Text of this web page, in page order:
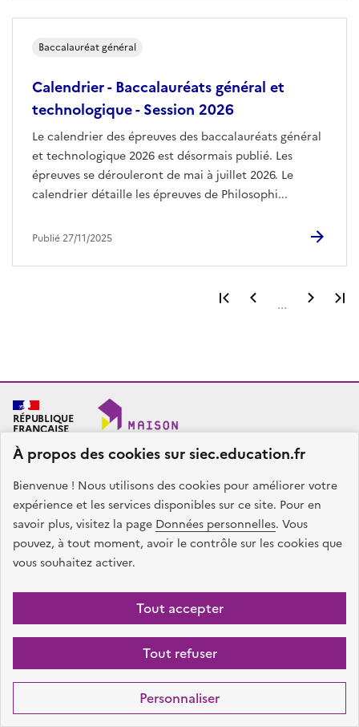
À propos des cookies sur siec.education.fr
Bienvenue ! Nous utilisons des cookies pour améliorer votre
expérience et les services disponibles sur ce site. Pour en
savoir plus, visitez la page Données personnelles. Vous
pouvez, à tout moment, avoir le contrôle sur les cookies que
vous souhaitez activer.
Tout accepter
Tout refuser
Personnaliser
Calendrier - Baccalauréats général et
technologique - Session 2026
Le calendrier des épreuves des baccalauréats général
et technologique 2026 est désormais publié. Les
épreuves se dérouleront de mai à juillet 2026. Le
calendrier détaille les épreuves de Philosophi...
Baccalauréat général
Publié 27/11/2025
Première page
Page
...
RÉPUBLIQUE
FRANÇAISE
SIEC - Maison des examens
Académies de Créteil, Paris et Versailles
7, rue Ernest Renan
94749 ARCUEIL CEDEX
Nous contacter
facebook
x instagramlinkedin
Gestion des cookies